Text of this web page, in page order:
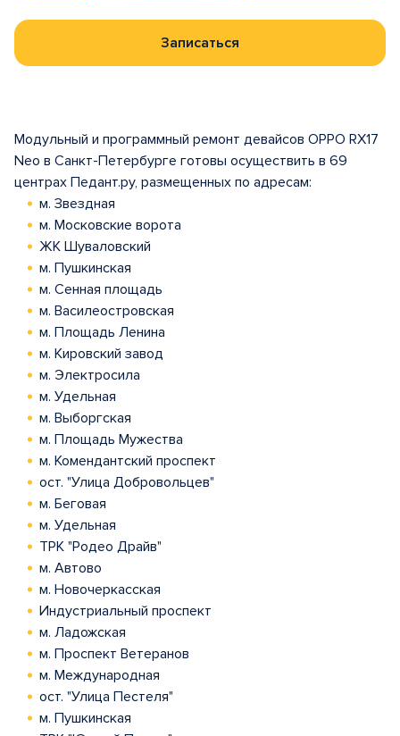
Записаться
Модульный и программный ремонт девайсов OPPO RX17
Neo в Санкт-Петербурге готовы осуществить в 69
центрах Педант.ру, размещенных по адресам:
м. Звездная
м. Московские ворота
ЖК Шуваловский
м. Пушкинская
м. Сенная площадь
м. Василеостровская
м. Площадь Ленина
м. Кировский завод
м. Электросила
м. Удельная
м. Выборгская
м. Площадь Мужества
м. Комендантский проспект
ост. "Улица Добровольцев"
м. Беговая
м. Удельная
ТРК "Родео Драйв"
м. Автово
м. Новочеркасская
Индустриальный проспект
м. Ладожская
м. Проспект Ветеранов
м. Международная
ост. "Улица Пестеля"
м. Пушкинская